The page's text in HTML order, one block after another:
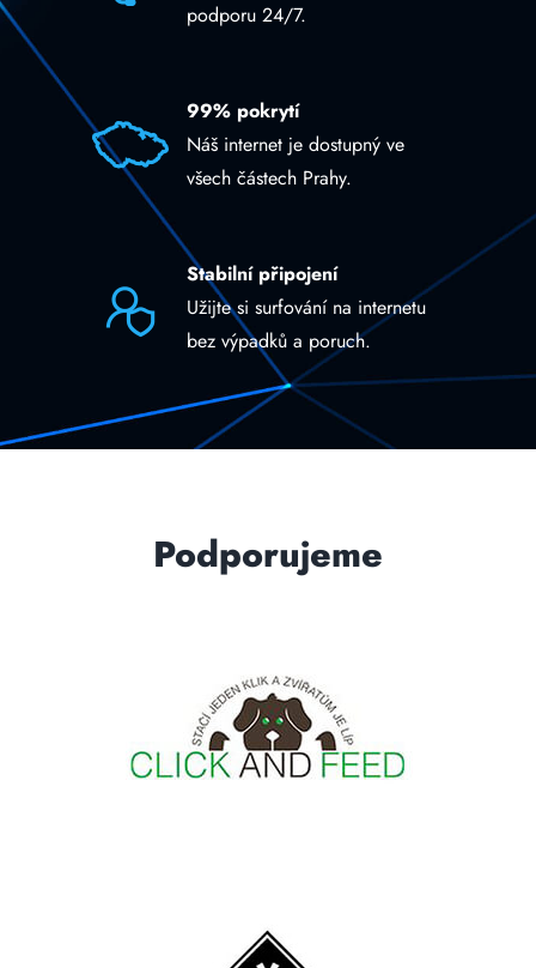
podporu 24/7.
99% pokrytí
Náš internet je dostupný ve
všech částech Prahy.
Stabilní připojení
Užijte si surfování na internetu
bez výpadků a poruch.
Podporujeme